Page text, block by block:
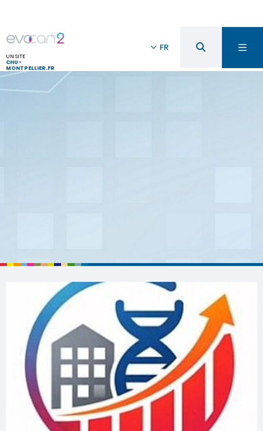
UN SITE
CHU-
MONTPELLIER.FR
FR